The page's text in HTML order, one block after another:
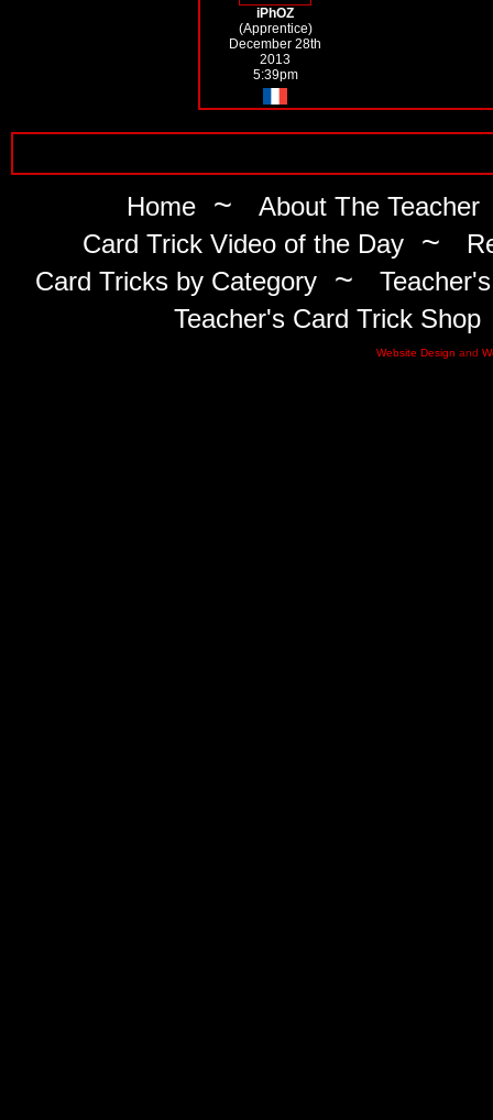
iPhOZ
(Apprentice)
December 28th
2013
5:39pm
Home ~ About The Teacher
Card Trick Video of the Day ~
Card Tricks by Category~
Teacher's Card Trick Shop
Website Design and